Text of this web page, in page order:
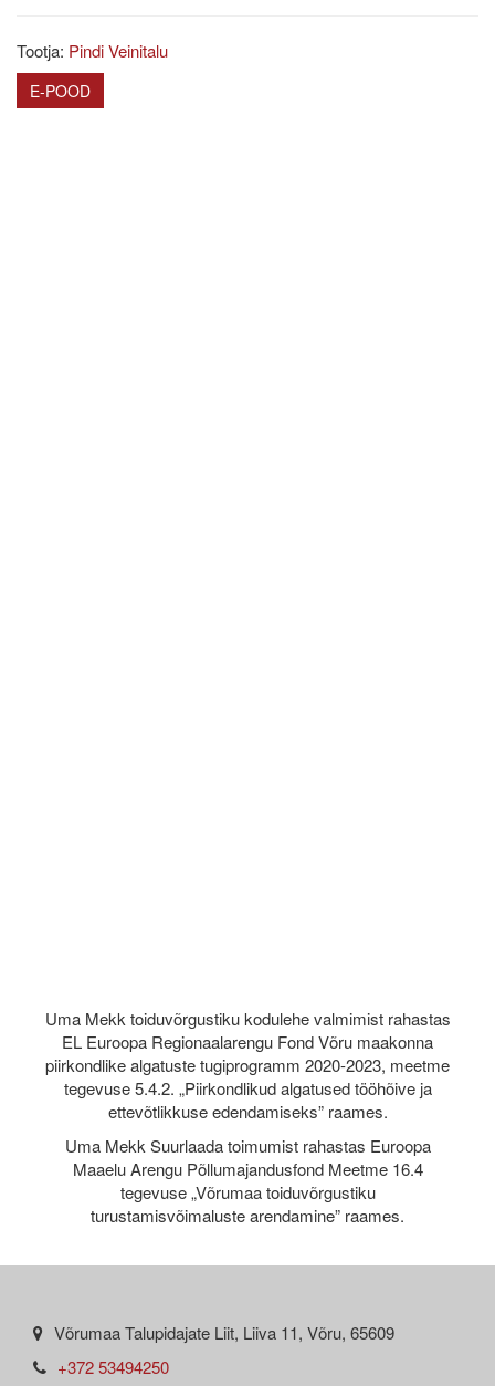
Tootja: Pindi Veinitalu
E-POOD
Uma Mekk toiduvõrgustiku kodulehe valmimist rahastas
EL Euroopa Regionaalarengu Fond Võru maakonna
piirkondlike algatuste tugiprogramm 2020-2023, meetme
tegevuse 5.4.2. „Piirkondlikud algatused tööhõive ja
ettevõtlikkuse edendamiseks” raames.
Uma Mekk Suurlaada toimumist rahastas Euroopa
Maaelu Arengu Põllumajandusfond Meetme 16.4
tegevuse „Võrumaa toiduvõrgustiku
turustamisvõimaluste arendamine” raames.
Võrumaa Talupidajate Liit, Liiva 11, Võru, 65609
+372 53494250